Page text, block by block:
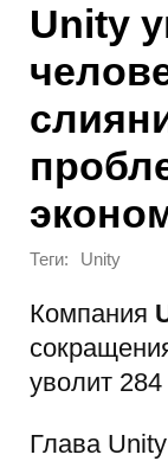
Unity
Теги: Unity
Компания
уволит
Глава Unity